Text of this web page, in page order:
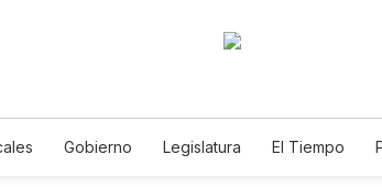
Gobierno Legislatura El Tiempo